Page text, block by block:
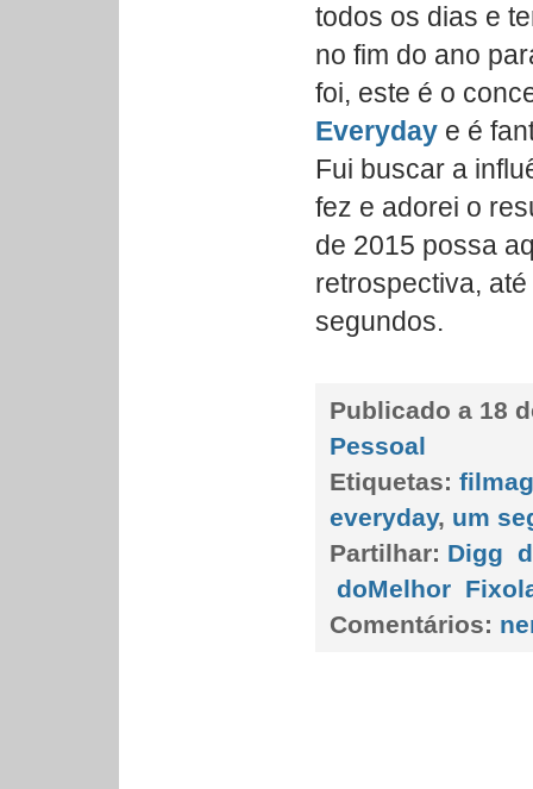
todos os dias e
no fim do ano
foi, este é o
Everyday e é
Fui buscar a
fez e adorei o
de 2015 possa
retrospectiva,
segundos.
Publicado a 18
Pessoal
Etiquetas:
everyday, um
Partilhar: Digg
doMelhor
Comentários: